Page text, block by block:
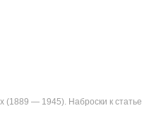
(1889 — 1945). Наброски к статье